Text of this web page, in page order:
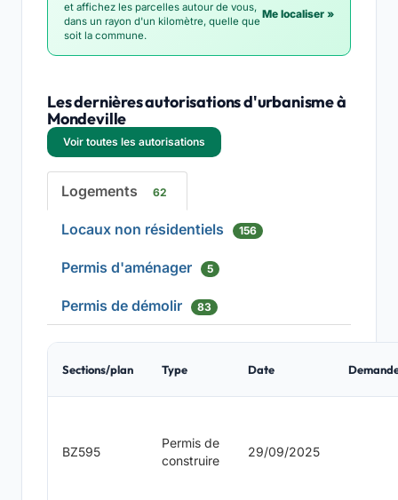
et affichez les parcelles autour de vous,
dans un rayon d'un kilomètre, quelle que
soit la commune.
Me localiser »
Les dernières autorisations d'urbanisme à
Mondeville
Voir toutes les autorisations
Logements 62
Locaux non résidentiels 156
Permis d'aménager 5
Permis de démolir 83
Sections/plan Type Date
BZ595
Permis de
construire
29/09/2025